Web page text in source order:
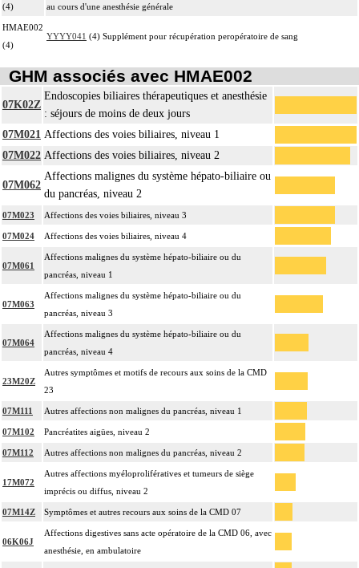
(4)
au cours d'une anesthésie générale
HMAE002
(4)
YYYY041 (4) Supplément pour récupération peropératoire de sang
GHM associés avec HMAE002
07K02Z
Endoscopies biliaires thérapeutiques et anesthésie
: séjours de moins de deux jours
07M021 Affections des voies biliaires, niveau 1
07M022 Affections des voies biliaires, niveau 2
07M062
Affections malignes du système hépato-biliaire ou
du pancréas, niveau 2
07M023 Affections des voies biliaires, niveau 3
07M024 Affections des voies biliaires, niveau 4
07M061
Affections malignes du système hépato-biliaire ou du
pancréas, niveau 1
07M063
Affections malignes du système hépato-biliaire ou du
pancréas, niveau 3
07M064
Affections malignes du système hépato-biliaire ou du
pancréas, niveau 4
23M20Z
Autres symptômes et motifs de recours aux soins de la CMD
23
07M111 Autres affections non malignes du pancréas, niveau 1
07M102 Pancréatites aigües, niveau 2
07M112 Autres affections non malignes du pancréas, niveau 2
17M072
Autres affections myéloprolifératives et tumeurs de siège
imprécis ou diffus, niveau 2
07M14Z Symptômes et autres recours aux soins de la CMD 07
06K06J
Affections digestives sans acte opératoire de la CMD 06, avec
anesthésie, en ambulatoire